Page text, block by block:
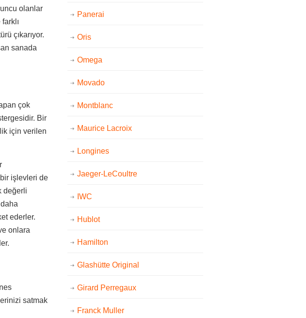
olanlar
çıkarıyor.
sanada
çok
Bir
için verilen
işlevleri de
değerli
ederler.
onlara
satmak
Panerai
Oris
Omega
Movado
Montblanc
Maurice Lacroix
Longines
Jaeger-LeCoultre
IWC
Hublot
Hamilton
Glashütte Original
Girard Perregaux
Franck Muller